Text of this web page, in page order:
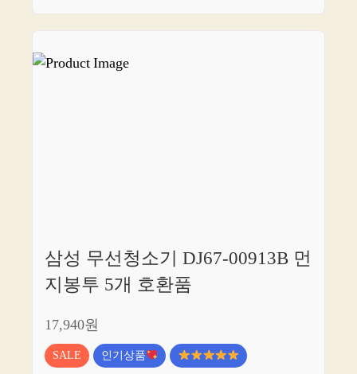
삼성 무선청소기 DJ67-00913B 먼
지봉투 5개 호환품
17,940원
SALE 인기상품